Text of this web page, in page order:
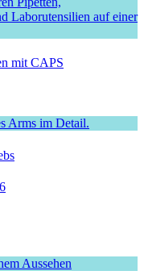
mit CAPS